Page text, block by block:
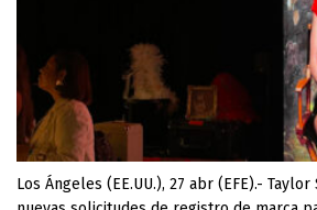
Los Ángeles (EE.UU.), 27 abr (EFE).-